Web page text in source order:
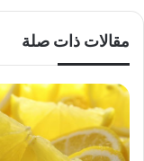
خبيرة تجميل
لتطويل الشعر
مقالات ذات صلة